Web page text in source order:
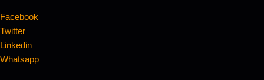
Facebook
Twitter
Linkedin
Whatsapp